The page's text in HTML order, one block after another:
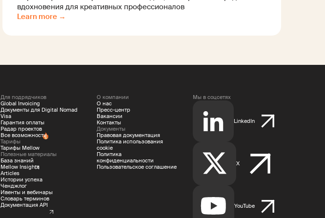
вдохновения для креативных профессионалов
Learn more →
Для подрядчиков
Global Invoicing
Документы для Digital Nomad
Visa
Гарантия оплаты
Радар проектов
Все возможности
Тарифы
Тарифы Mellow
Полезные материалы
База знаний
Mellow Insights
Articles
Истории успеха
Ченджлог
Ивенты и вебинары
Словарь терминов
Документация API
О компании
О нас
Пресс-центр
Вакансии
Контакты
Документы
Правовая документация
Политика использования
cookie
Политика
конфиденциальности
Пользовательское соглашение
Мы в соцсетях
LinkedIn
X
YouTube